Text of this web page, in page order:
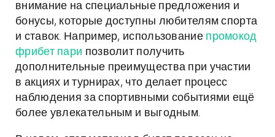
внимание на специальные предложения и
бонусы, которые доступны любителям спорта
и ставок. Например, использование промокод
фрибет пари позволит получить
дополнительные преимущества при участии
в акциях и турнирах, что делает процесс
наблюдения за спортивными событиями ещё
более увлекательным и выгодным.